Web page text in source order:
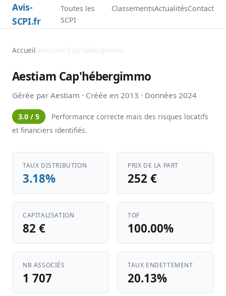
Avis-
SCPI.fr
Toutes les
SCPI
ClassementsActualitésContact
Accueil›Aestiam Cap'hébergimmo
Aestiam Cap'hébergimmo
Gérée par Aestiam · Créée en 2013 · Données 2024
3.0 / 5
Performance correcte mais des risques locatifs
et financiers identifiés.
TAUX DISTRIBUTION
3.18%
PRIX DE LA PART
252 €
CAPITALISATION
82 €
TOF
100.00%
NB ASSOCIÉS
1 707
TAUX ENDETTEMENT
20.13%